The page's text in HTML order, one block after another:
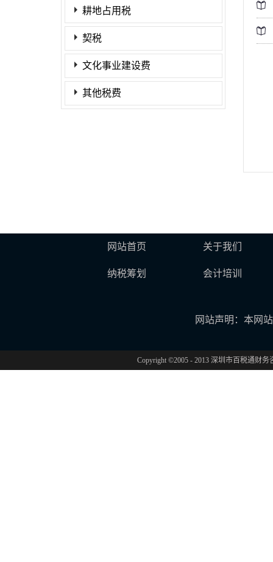
耕地占用税
契税
文化事业建设费
其他税费
网站首页 关于我们
纳税筹划 会计培训
网站声明：本网
Copyright ©2005 - 2013 深圳市百税通财务